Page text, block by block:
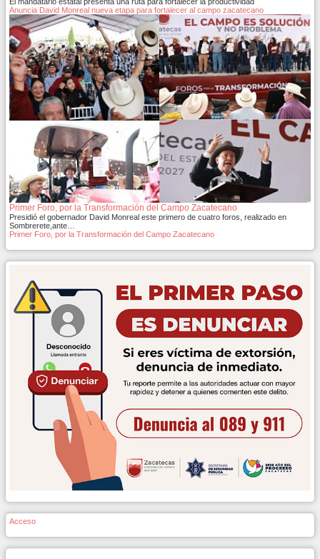
Anuncia David Monreal nueva etapa para fortalecer al campo zacatecano
Primer Foro, por la Transformación del Campo Zacatecano
Presidió el gobernador David Monreal este primero de cuatro foros, realizado en
Sombrerete,ante…
Primer Foro, por la Transformación del Campo Zacatecano
Acceso